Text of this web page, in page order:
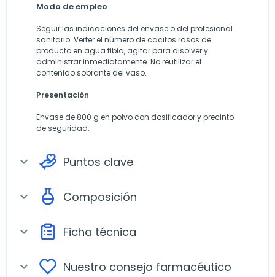
Modo de empleo
Seguir las indicaciones del envase o del profesional
sanitario. Verter el número de cacitos rasos de
producto en agua tibia, agitar para disolver y
administrar inmediatamente. No reutilizar el
contenido sobrante del vaso.
Presentación
Envase de 800 g en polvo con dosificador y precinto
de seguridad.
expand_more Puntos clave
expand_more Composición
expand_more Ficha técnica
expand_more Nuestro consejo farmacéutico